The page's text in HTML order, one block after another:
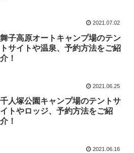
2021.07.02
舞子高原オートキャンプ場のテン
トサイトや温泉、予約方法をご紹
介！
2021.06.25
千人塚公園キャンプ場のテントサ
イトやロッジ、予約方法をご紹
介！
2021.06.16